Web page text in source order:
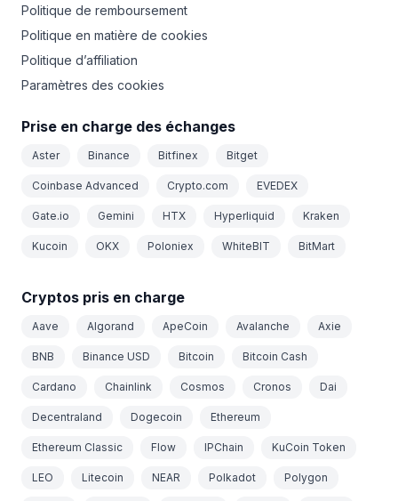
Politique de remboursement
Politique en matière de cookies
Politique d’affiliation
Paramètres des cookies
Prise en charge des échanges
Aster Binance Bitfinex Bitget
Coinbase Advanced Crypto.com EVEDEX
Gate.io Gemini HTX Hyperliquid Kraken
Kucoin OKX Poloniex WhiteBIT BitMart
Cryptos pris en charge
Aave Algorand ApeCoin Avalanche Axie
BNB Binance USD Bitcoin Bitcoin Cash
Cardano Chainlink Cosmos Cronos Dai
Decentraland Dogecoin Ethereum
Ethereum Classic Flow IPChain KuCoin Token
LEO Litecoin NEAR Polkadot Polygon